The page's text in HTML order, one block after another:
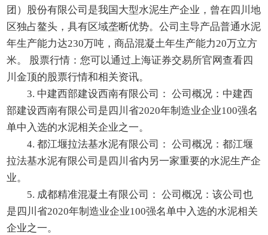
团）股份有限公司是我国大型水泥生产企业，曾在四川地
区独占鳌头，具有区域垄断优势。公司主导产品普通水泥
年生产能力达230万吨，商品混凝土年生产能力20万立方
米。 股票行情：您可以通过上海证券交易所官网查看四
川金顶的股票行情和相关资讯。
3. 中建西部建设西南有限公司： 公司概况：中建西
部建设西南有限公司是四川省2020年制造业企业100强名
单中入选的水泥相关企业之一。
4. 都江堰拉法基水泥有限公司： 公司概况：都江堰
拉法基水泥有限公司是四川省内另一家重要的水泥生产企
业。
5. 成都精准混凝土有限公司： 公司概况：该公司也
是四川省2020年制造业企业100强名单中入选的水泥相关
企业之一。